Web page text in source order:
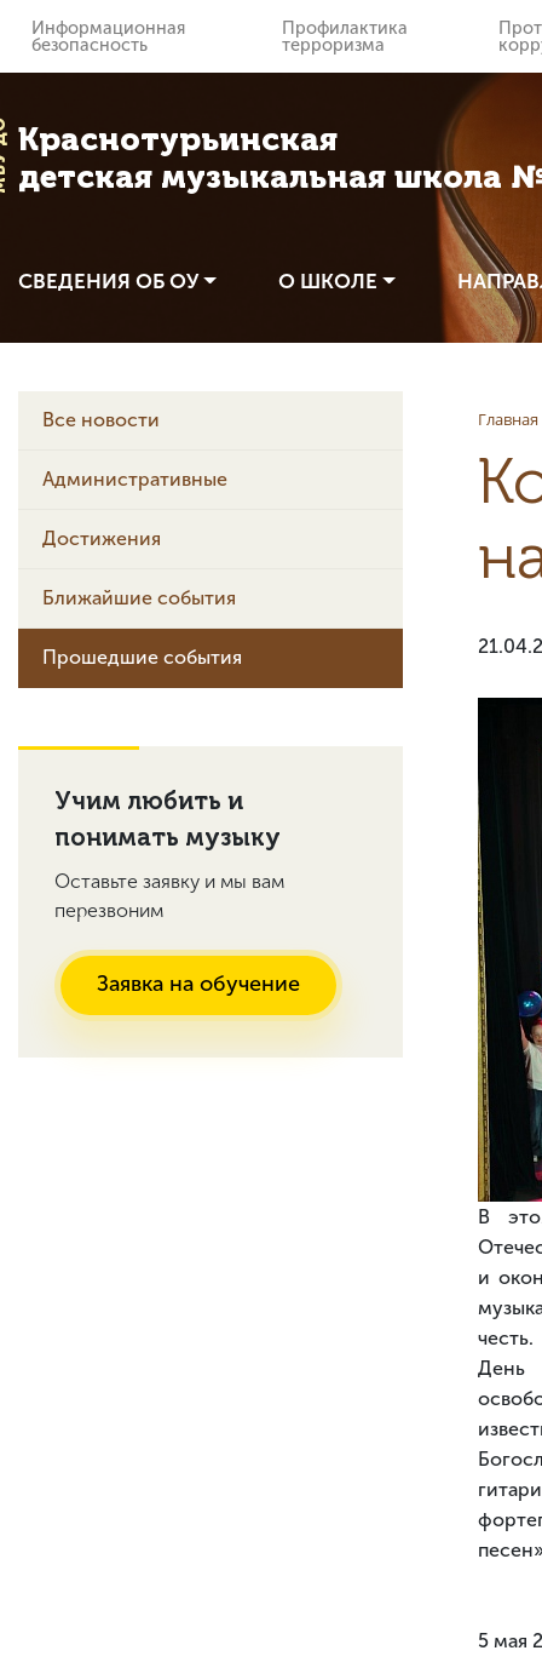
Информационная
безопасность
Профилактика
терроризма
Краснотурьинская
детская музыкальная школа
СВЕДЕНИЯ ОБ ОУ О ШКОЛЕ
Главная
В
и
честь.
День
5 мая
Все новости
Административные
Достижения
Ближайшие события
Прошедшие события
Учим любить и
понимать музыку
Оставьте заявку и мы вам
перезвоним
Заявка на обучение